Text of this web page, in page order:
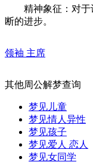
精神象征：对于许
断的进步。
领袖 主席
其他周公解梦查询
梦见儿童
梦见情人异性
梦见孩子
梦见爱人 恋人
梦见女同学